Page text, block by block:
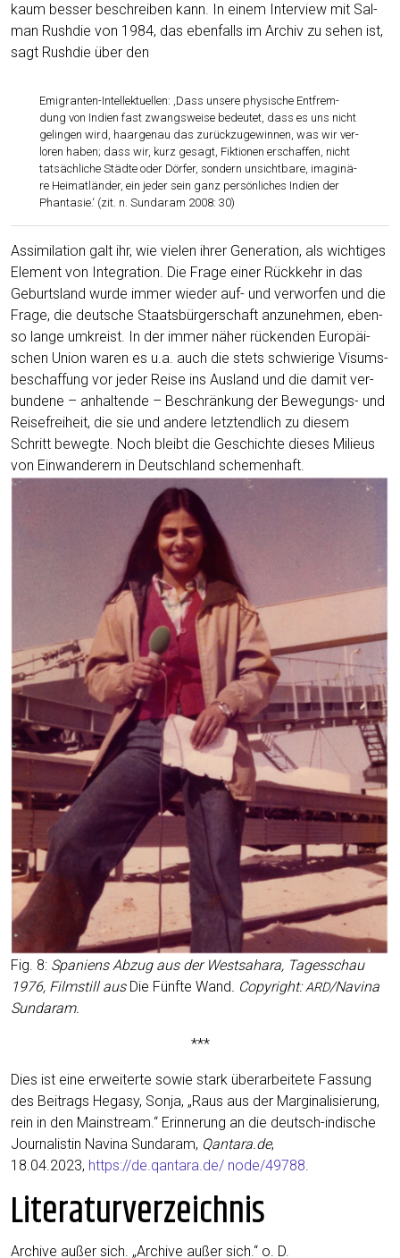
kaum bes­ser beschrei­ben kann. In einem Inter­view mit Sal­
man Rush­die von 1984, das eben­falls im Archiv zu sehen ist,
sagt Rush­die über den
Emi­gran­ten-Intel­lek­tu­el­len: ‚Dass unse­re phy­si­sche Ent­frem­
dung von Indi­en fast zwangs­wei­se bedeu­tet, dass es uns nicht
gelin­gen wird, haar­ge­nau das zurück­zu­ge­win­nen, was wir ver­
lo­ren haben; dass wir, kurz gesagt, Fik­tio­nen erschaf­fen, nicht
tat­säch­li­che Städ­te oder Dör­fer, son­dern unsicht­ba­re, ima­gi­nä­
re Hei­mat­län­der, ein jeder sein ganz per­sön­li­ches Indi­en der
Phan­ta­sie.‘ (zit. n. Sun­daram 2008: 30)
Assi­mi­la­ti­on galt ihr, wie vie­len ihrer Gene­ra­ti­on, als wich­ti­ges
Ele­ment von Inte­gra­ti­on. Die Fra­ge einer Rück­kehr in das
Geburts­land wur­de immer wie­der auf- und ver­wor­fen und die
Fra­ge, die deut­sche Staats­bür­ger­schaft anzu­neh­men, eben­
so lan­ge umkreist. In der immer näher rücken­den Euro­päi­
schen Uni­on waren es u.a. auch die stets schwie­ri­ge Visums­
be­schaf­fung vor jeder Rei­se ins Aus­land und die damit ver­
bun­de­ne – anhal­ten­de – Beschrän­kung der Bewe­gungs- und
Rei­se­frei­heit, die sie und ande­re letzt­end­lich zu die­sem
Schritt beweg­te. Noch bleibt die Geschich­te die­ses Milieus
von Ein­wan­de­rern in Deutsch­land schemenhaft.
Fig. 8: Spa­ni­ens Abzug aus der West­sa­ha­ra, Tages­schau
1976, Film­still aus Die Fünf­te Wand. Copy­right:ARD/Navina
Sundaram.
***
Dies ist eine erwei­ter­te sowie stark über­ar­bei­te­te Fas­sung
des Bei­trags Hega­sy, Son­ja, „Raus aus der Mar­gi­na­li­sie­rung,
rein in den Main­stream.“ Erin­ne­rung an die deutsch-indi­sche
Jour­na­lis­tin Navina Sun­daram, Qantara.de,
18.04.2023, https://de.qantara.de/ node/49788.
Literaturverzeichnis
Archi­ve außer sich. „Archi­ve außer sich.“ o. D.